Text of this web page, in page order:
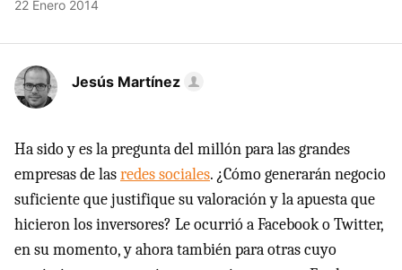
22 Enero 2014
Jesús Martínez
Ha sido y es la pregunta del millón para las grandes
empresas de lasredes sociales. ¿Cómo generarán negocio
suficiente que justifique su valoración y la apuesta que
hicieron los inversores? Le ocurrió a Facebook o Twitter,
en su momento, y ahora también para otras cuyo